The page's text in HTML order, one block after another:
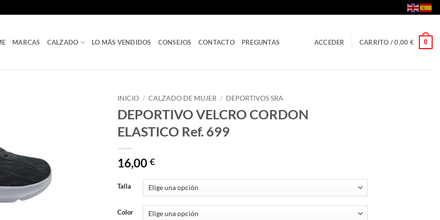
MARCAS CALZADO LO MÁS VENDIDOS CONSEJOS CONTACTO PREGUNTAS ACCEDER CARRITO /0,00 € 0
INICIO / CALZADO DE MUJER / DEPORTIVOS SRA
DEPORTIVO VELCRO CORDON
ELASTICO Ref. 699
16,00 €
Talla
Color